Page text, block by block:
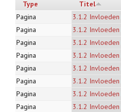
Type Titel
Pagina
3.1.2
Pagina
3.1.2
Pagina
3.1.2
Pagina
3.1.2
Pagina
3.1.2
Pagina
3.1.2
Pagina
3.1.2
Pagina
3.1.2